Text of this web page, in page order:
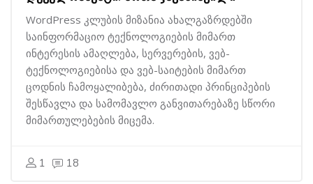
WordPress კლუბის მიზანია ახალგაზრდებში
საინფორმაციო ტექნოლოგიების მიმართ
ინტერესის ამაღლება, სერვერების, ვებ-
ტექნოლოგიებისა და ვებ-საიტების მიმართ
ცოდნის ჩამოყალიბება, ძირითადი პრინციპების
შესწავლა და სამომავლო განვითარებაზე სწორი
მიმართულებების მიცემა.
1 18